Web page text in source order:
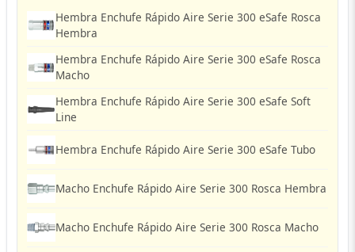
Hembra Enchufe Rápido Aire Serie 300 eSafe Rosca
Hembra
Hembra Enchufe Rápido Aire Serie 300 eSafe Rosca
Macho
Hembra Enchufe Rápido Aire Serie 300 eSafe Soft
Line
Hembra Enchufe Rápido Aire Serie 300 eSafe Tubo
Macho Enchufe Rápido Aire Serie 300 Rosca Hembra
Macho Enchufe Rápido Aire Serie 300 Rosca Macho